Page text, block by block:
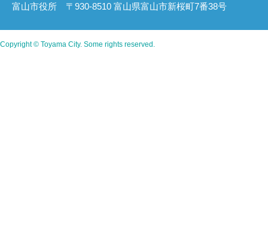
富山市役所 〒930-8510 富山県富山市新桜町7番38号
Copyright © Toyama City. Some rights reserved.